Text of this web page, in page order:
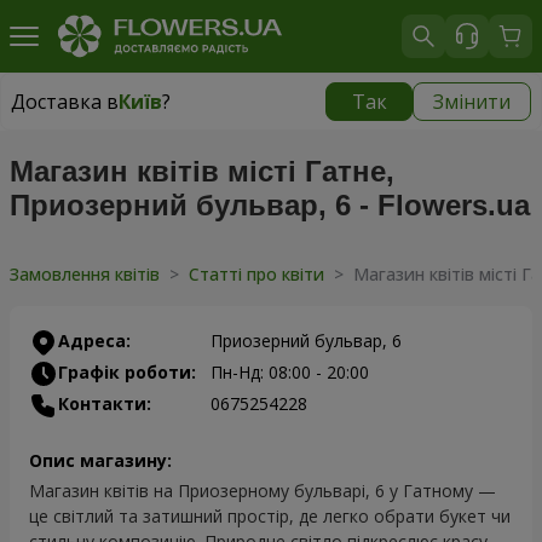
Доставка вКиїв? Так Змінити
Доставка вКиїв
Магазин квітів місті Гатне,
Приозерний бульвар, 6 - Flowers.ua
Замовлення квітів > Статті про квіти > Магазин квітів місті
Адреса:
Приозерний бульвар, 6
Графік роботи:
Пн-Нд: 08:00 - 20:00
Контакти:
0675254228
Опис магазину:
Магазин квітів на Приозерному бульварі, 6 у Гатному —
це світлий та затишний простір, де легко обрати букет чи